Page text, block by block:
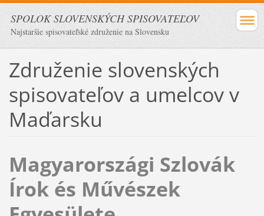
SPOLOK SLOVENSKÝCH SPISOVATEĽOV
Najstaršie spisovateľské združenie na Slovensku
Združenie slovenských
spisovateľov a umelcov v
Maďarsku
Magyarországi Szlovák
Írok és Művészek